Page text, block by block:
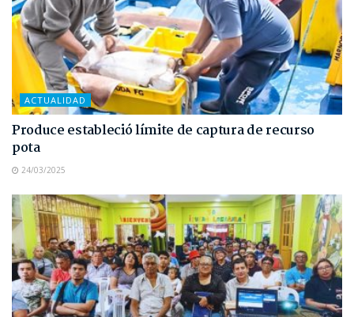
ACTUALIDAD
Produce estableció límite de captura de recurso
pota
24/03/2025